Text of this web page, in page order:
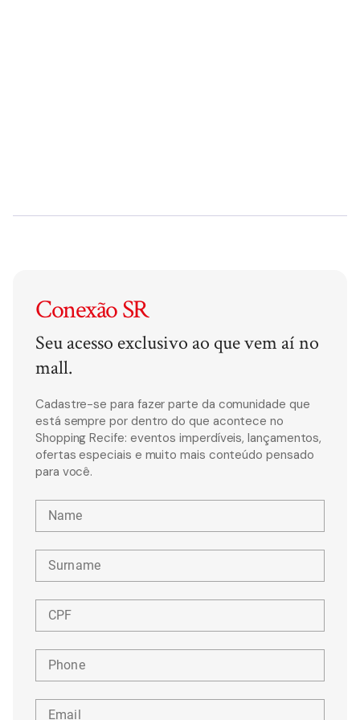
Conexão SR
Seu acesso exclusivo ao que vem aí no
mall.
Cadastre-se para fazer parte da comunidade que
está sempre por dentro do que acontece no
Shopping Recife: eventos imperdíveis, lançamentos,
ofertas especiais e muito mais conteúdo pensado
para você.
Name
Surname
CPF
Phone
Email